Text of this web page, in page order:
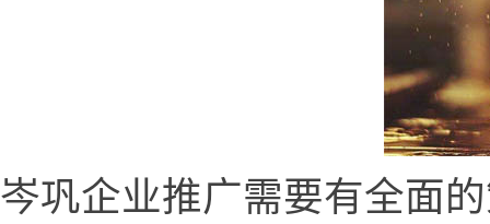
岑巩企业推广需要有全面